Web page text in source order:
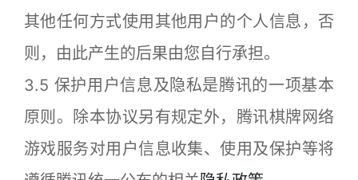
其他任何方式使用其他用户的个人信息，否
则，由此产生的后果由您自行承担。
3.5 保护用户信息及隐私是腾讯的一项基本
原则。除本协议另有规定外，腾讯棋牌网络
游戏服务对用户信息收集、使用及保护等将